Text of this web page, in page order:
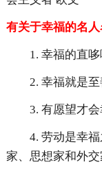
有关于幸福的名人
1. 幸福的直
2. 幸福就是
3. 有愿望才
4. 劳动是幸
家、思想家和外